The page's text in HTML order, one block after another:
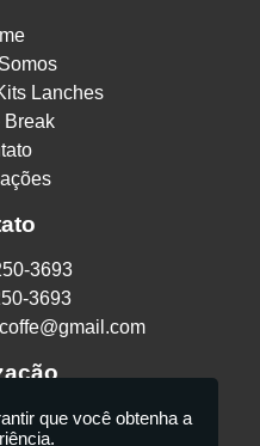
Lanches
Break
3693
3693
Maria Alta - São
que você obtenha a